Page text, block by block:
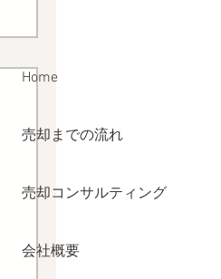
Home
売却までの流れ
売却コンサルティング
会社概要